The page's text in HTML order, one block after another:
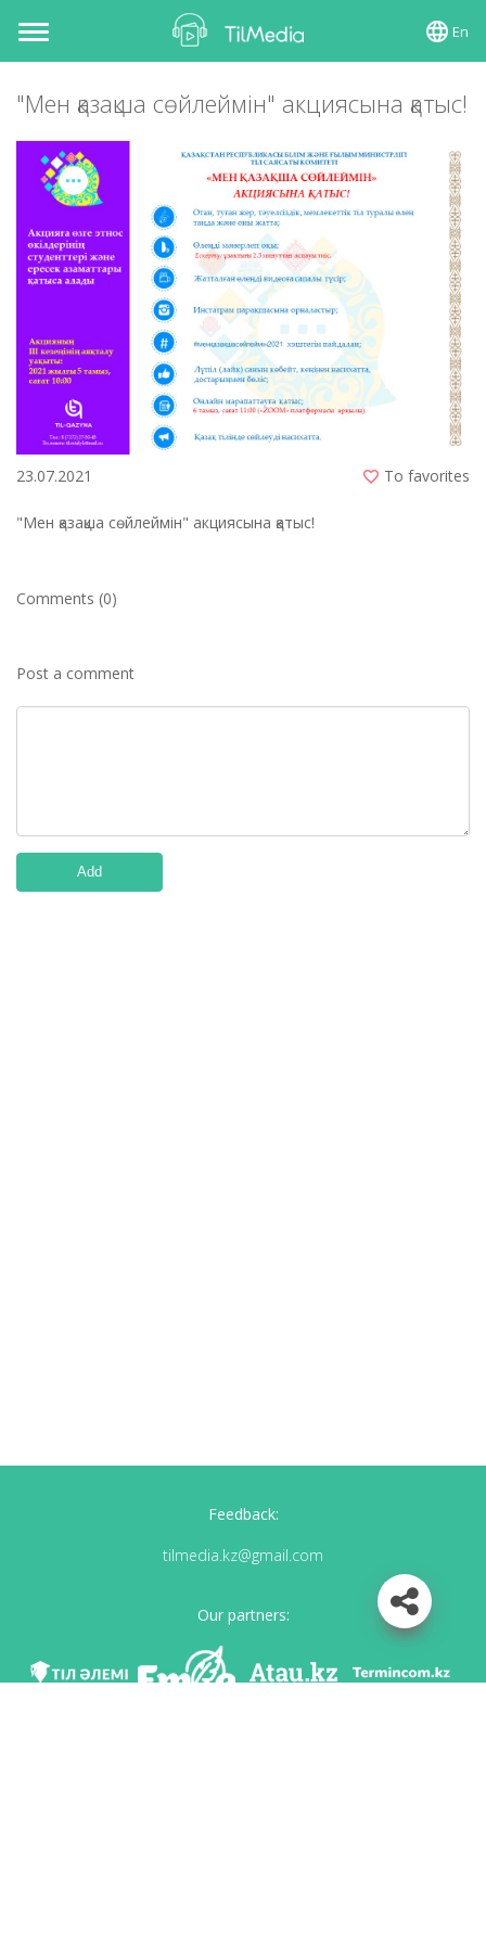
Toggle
navigation
En
"Мен қазақша сөйлеймін" акциясына қатыс!
23.07.2021 To favorites
"Мен қазақша сөйлеймін" акциясына қатыс!
Comments (0)
Post a comment
Add
Feedback:
tilmedia.kz@gmail.com
Our partners: